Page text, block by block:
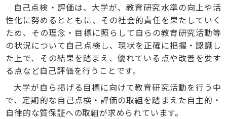
自己点検・評価は、大学が、教育研究水準の向上や活
性化に努めるとともに、その社会的責任を果たしていく
ため、その理念・目標に照らして自らの教育研究活動等
の状況について自己点検し、現状を正確に把握・認識し
た上で、その結果を踏まえ、優れている点や改善を要す
る点など自己評価を行うことです。
大学が自ら掲げる目標に向けて教育研究活動を行う中
で、定期的な自己点検・評価の取組を踏まえた自主的・
自律的な質保証への取組が求められています。